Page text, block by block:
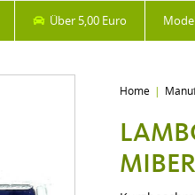
Über 5,00 Euro
Home